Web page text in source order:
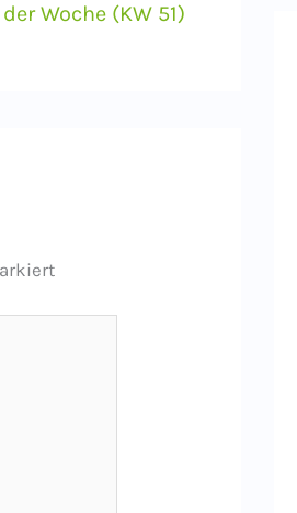
Woche (KW 51)